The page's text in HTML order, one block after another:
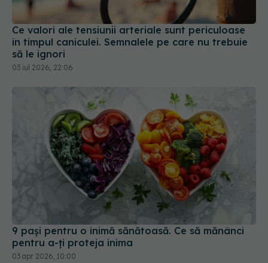
Ce valori ale tensiunii arteriale sunt periculoase
în timpul caniculei. Semnalele pe care nu trebuie
să le ignori
03 iul 2026, 22:06
9 pași pentru o inimă sănătoasă. Ce să mănânci
pentru a-ți proteja inima
03 apr 2026, 10:00